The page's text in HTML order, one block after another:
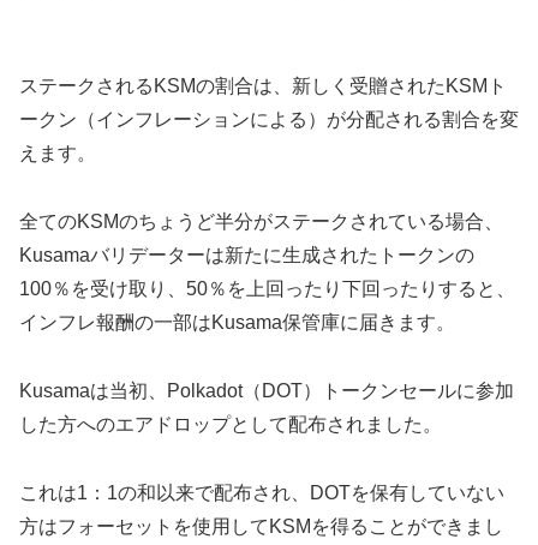
ステークされるKSMの割合は、新しく受贈されたKSMト
ークン（インフレーションによる）が分配される割合を変
えます。
全てのKSMのちょうど半分がステークされている場合、
Kusamaバリデーターは新たに生成されたトークンの
100％を受け取り、50％を上回ったり下回ったりすると、
インフレ報酬の一部はKusama保管庫に届きます。
Kusamaは当初、Polkadot（DOT）トークンセールに参加
した方へのエアドロップとして配布されました。
これは1：1の和以来で配布され、DOTを保有していない
方はフォーセットを使用してKSMを得ることができまし